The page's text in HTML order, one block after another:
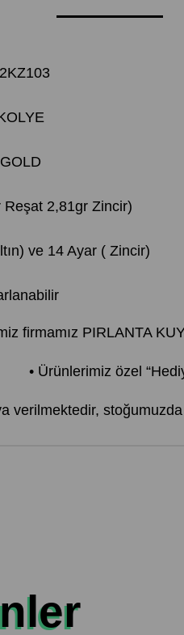
GOLD
Reşat 2,81gr Zincir)
ve 14 Ayar ( Zincir)
firmamız PIRLANTA
• Ürünlerimiz özel
verilmektedir,